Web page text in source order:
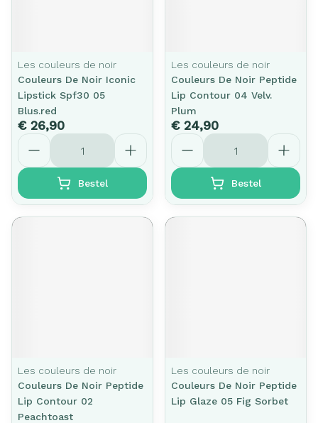
Les couleurs de noir
Couleurs De Noir Iconic
Lipstick Spf30 05
Blus.red
€ 26,90
Aantal
Bestel
Les couleurs de noir
Couleurs De Noir Peptide
Lip Contour 04 Velv.
Plum
€ 24,90
Aantal
Bestel
Les couleurs de noir
Couleurs De Noir Peptide
Lip Contour 02
Peachtoast
Les couleurs de noir
Couleurs De Noir Peptide
Lip Glaze 05 Fig Sorbet